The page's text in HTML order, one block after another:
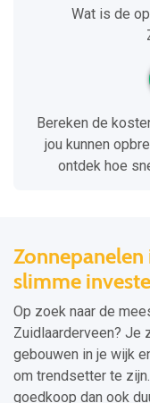
Wat is de
Bereken de
jou kunnen
ontdek hoe
Zonnepanelen
slimme
Op zoek naar de
Zuidlaarderveen? Je
gebouwen in je wijk
om trendsetter te
goedkoop dan ook